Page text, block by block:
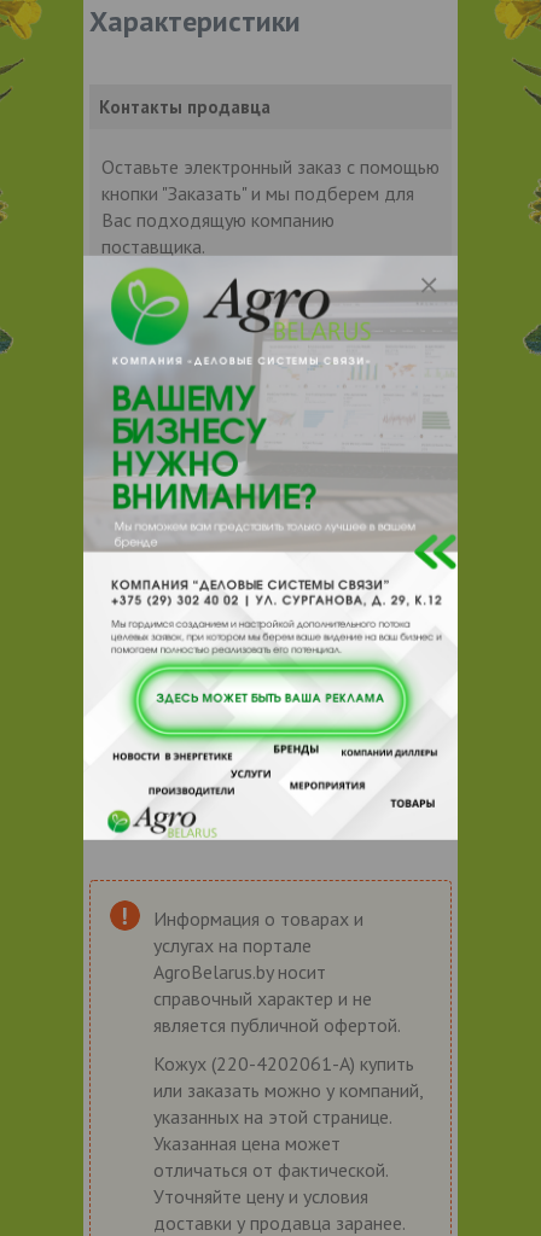
Характеристики
Контакты продавца
Оставьте электронный заказ с помощью
кнопки "Заказать" и мы подберем для
Вас подходящую компанию
поставщика.
Информация о товарах и
услугах на портале
AgroBelarus.by носит
справочный характер и не
является публичной офертой.
Кожух (220-4202061-А) купить
или заказать можно у компаний,
указанных на этой странице.
Указанная цена может
отличаться от фактической.
Уточняйте цену и условия
доставки у продавца заранее.